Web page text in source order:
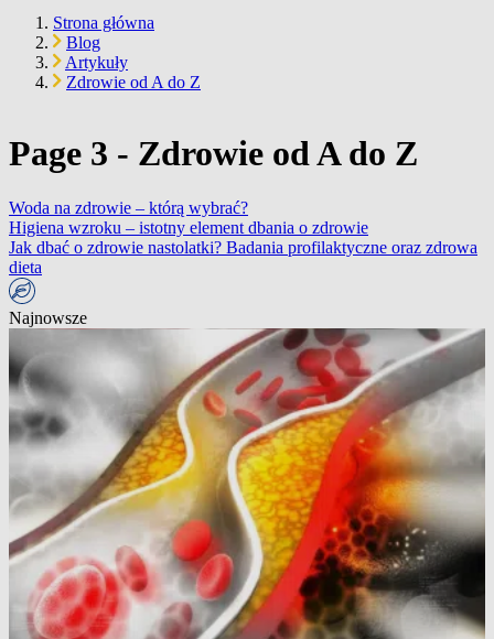
Strona główna
Blog
Artykuły
Zdrowie od A do Z
Page 3 - Zdrowie od A do Z
Woda na zdrowie – którą wybrać?
Higiena wzroku – istotny element dbania o zdrowie
Jak dbać o zdrowie nastolatki? Badania profilaktyczne oraz zdrowa
dieta
Najnowsze